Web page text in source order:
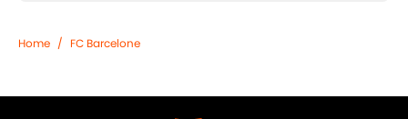
Home / FC Barcelone